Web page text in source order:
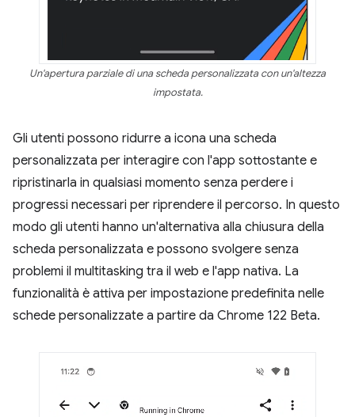
Un'apertura parziale di una scheda personalizzata con un'altezza
impostata.
Gli utenti possono ridurre a icona una scheda
personalizzata per interagire con l'app sottostante e
ripristinarla in qualsiasi momento senza perdere i
progressi necessari per riprendere il percorso. In questo
modo gli utenti hanno un'alternativa alla chiusura della
scheda personalizzata e possono svolgere senza
problemi il multitasking tra il web e l'app nativa. La
funzionalità è attiva per impostazione predefinita nelle
schede personalizzate a partire da Chrome 122 Beta.